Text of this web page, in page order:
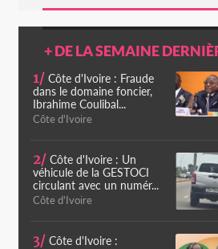
+ DE LA SEMAINE
1/ Côte d'Ivoire : Fraude
dans le domaine foncier,
Ibrahime Coulibal...
Côte d'Ivoire
2/ Côte d'Ivoire : Un
véhicule de la GESTOCI
circulant avec un numér...
Côte d'Ivoire
3/ Côte d'Ivoire :